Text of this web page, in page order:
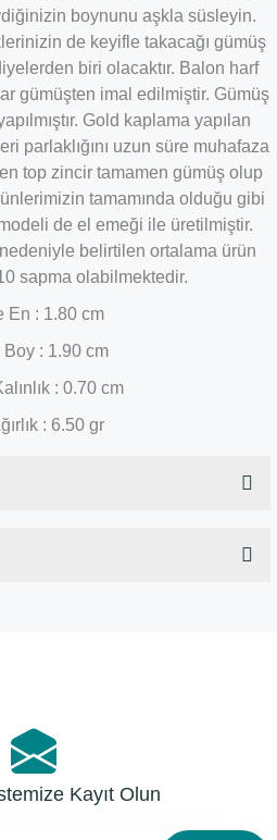
boynunu aşkla süsleyin.
de keyifle takacağı gümüş
biri olacaktır. Balon harf
gümüşten imal edilmiştir. Gümüş
Gold kaplama yapılan
parlaklığını uzun süre muhafaza
top zincir tamamen gümüş olup
tamamında olduğu gibi
de el emeği ile üretilmiştir.
belirtilen ortalama ürün
sapma olabilmektedir.
En : 1.80 cm
Boy : 1.90 cm
: 0.70 cm
: 6.50 gr
Kayıt Olun